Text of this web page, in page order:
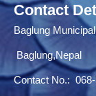
Contact
Baglung
Baglung,Nepal
Contact No.: